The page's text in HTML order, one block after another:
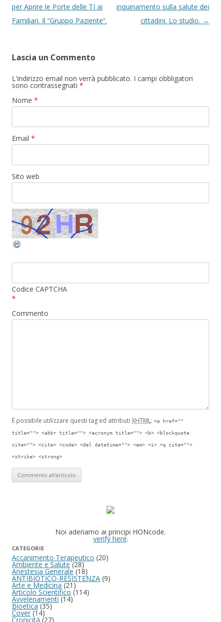
per Aprire le Porte delle TI ai
Familiari. Il “Gruppo Paziente”.
inquinamento sulla salute dei
cittadini. Lo studio. →
Lascia un Commento
L'indirizzo email non verrà pubblicato. I campi obbligatori
sono contrassegnati *
Nome *
Email *
Sito web
Codice CAPTCHA
*
Commento
È possibile utilizzare questi tag ed attributi XHTML: <a href=""
title=""> <abbr title=""> <acronym title=""> <b> <blockquote
cite=""> <cite> <code> <del datetime=""> <em> <i> <q cite="">
<strike> <strong>
Noi aderiamo ai principi HONcode.
verify here.
CATEGORIE
Accanimento Terapeutico (20)
Ambiente e Salute(28)
Anestesia Generale(18)
ANTIBIOTICO-RESISTENZA (9)
Arte e Medicina (21)
Articolo Scientifico (114)
Avvelenamenti (14)
Bioetica (35)
Cover (14)
Cronicità (27)